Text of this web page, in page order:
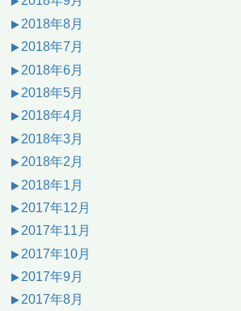
2018年8月
2018年7月
2018年6月
2018年5月
2018年4月
2018年3月
2018年2月
2018年1月
2017年12月
2017年11月
2017年10月
2017年9月
2017年8月